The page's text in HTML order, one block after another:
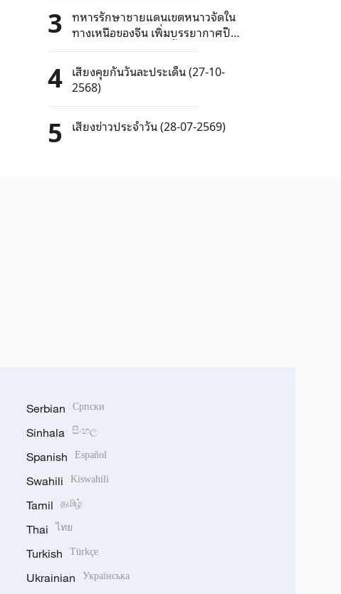
3 ทหารรักษาชายแดนเขตหนาวจัดใน
ทางเหนือของจีน เพิ่มบรรยากาศปี
ใหม่ด้วยการแสดงรำพื้นบ้าน
4 เสียงคุยกันวันละประเด็น (27-10-
2568)
5 เสียงข่าวประจำวัน (28-07-2569)
Serbian Српски
Sinhala සිංහල
Spanish Español
Swahili Kiswahili
Tamil தமிழ்
Thai ไทย
Turkish Türkçe
Ukrainian Українська